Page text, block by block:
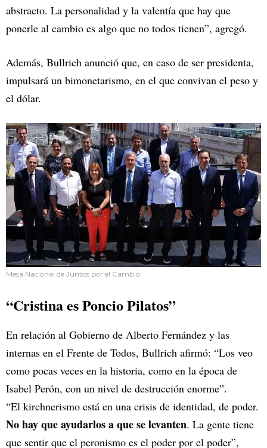
abstracto. La personalidad y la valentía que hay que
ponerle al cambio es algo que no todos tienen”, agregó.
Además, Bullrich anunció que, en caso de ser presidenta,
impulsará un bimonetarismo, en el que convivan el peso y
el dólar.
Mesa Nacional de Juntos por el Cambio
“Cristina es Poncio Pilatos”
En relación al Gobierno de Alberto Fernández y las
internas en el Frente de Todos, Bullrich afirmó: “Los veo
como pocas veces en la historia, como en la época de
Isabel Perón, con un nivel de destrucción enorme”.
“El kirchnerismo está en una crisis de identidad, de poder.
No hay que ayudarlos a que se levanten. La gente tiene
que sentir que el peronismo es el poder por el poder”,